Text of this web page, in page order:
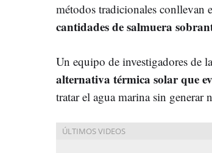
métodos tradicionales conllevan
cantidades de salmuera
Un equipo de investigadores de
alternativa térmica solar que
tratar el agua marina sin